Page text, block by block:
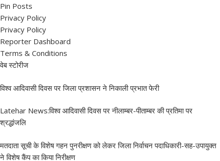
Pin Posts
Privacy Policy
Privacy Policy
Reporter Dashboard
Terms & Conditions
वेब स्टोरीज
विश्व आदिवासी दिवस पर जिला प्रशासन ने निकाली प्रभात फेरी
Latehar News:विश्व आदिवासी दिवस पर नीलाम्बर-पीताम्बर की प्रतिमा पर
श्रद्धांजलि
मतदाता सूची के विशेष गहन पुनरीक्षण को लेकर जिला निर्वाचन पदाधिकारी-सह-उपायुक्त
ने विशेष कैंप का किया निरीक्षण